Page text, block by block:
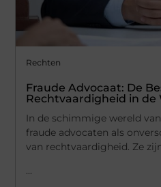
Rechten
Fraude Advocaat: De
Rechtvaardigheid in de
In de schimmige wereld
fraude advocaten als
van rechtvaardigheid. Ze
...